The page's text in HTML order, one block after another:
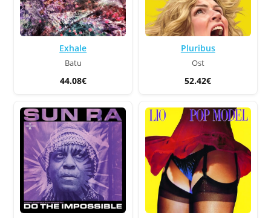
Exhale
Batu
44.08€
Pluribus
Ost
52.42€